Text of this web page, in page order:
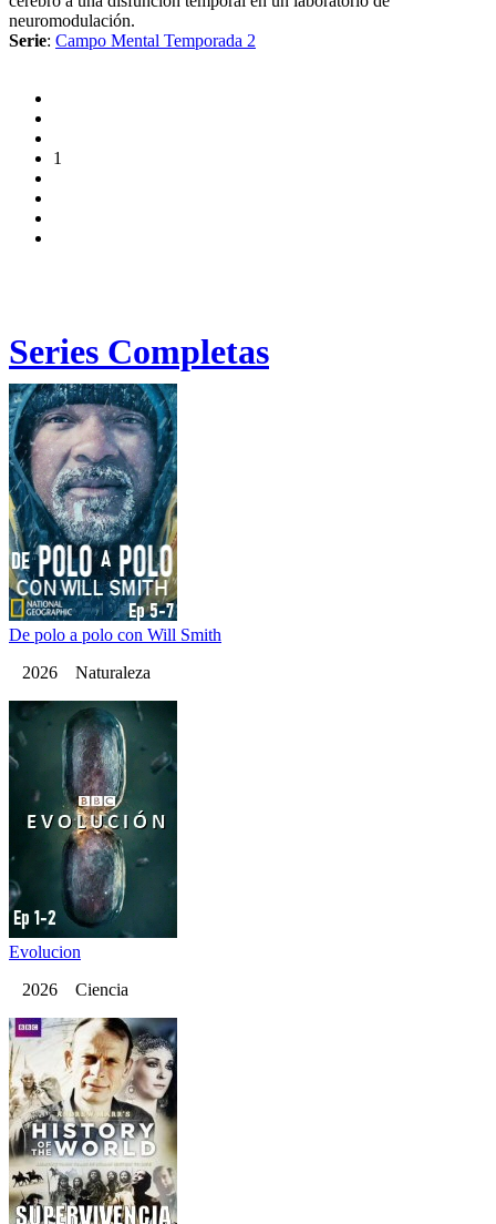
neuromodulación.
Serie: Campo Mental Temporada 2
1
Series Completas
De polo a polo con Will Smith
2026 Naturaleza
Evolucion
2026 Ciencia